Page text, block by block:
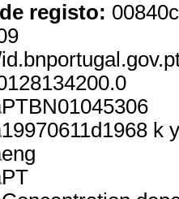
registo:
PTBN01045306
19970611d1968 k
eng
PT